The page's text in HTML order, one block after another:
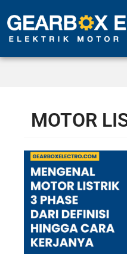
MOTOR